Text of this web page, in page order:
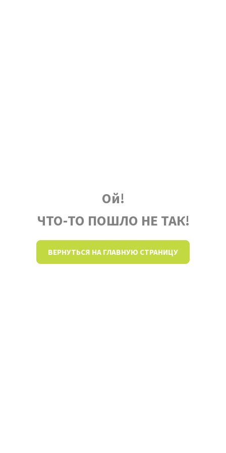
Ой!
ЧТО-ТО ПОШЛО НЕ ТАК!
ВЕРНУТЬСЯ НА ГЛАВНУЮ СТРАНИЦУ